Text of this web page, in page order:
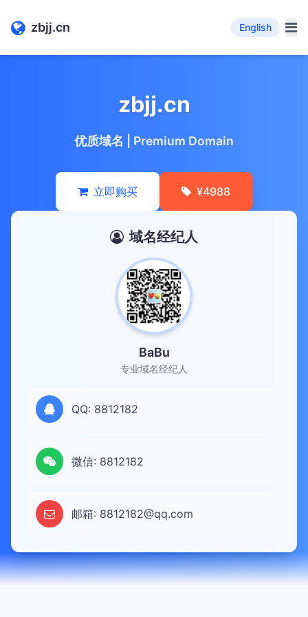
zbjj.cn English
zbjj.cn
优质域名 | Premium Domain
立即购买 ¥4988
域名经纪人
BaBu
专业域名经纪人
QQ: 8812182
微信: 8812182
邮箱: 8812182@qq.com